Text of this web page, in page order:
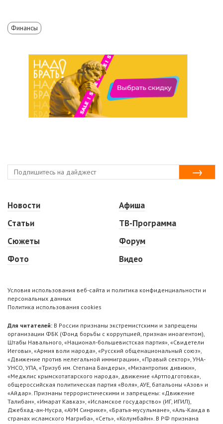
Финансы
Новости
Статьи
Сюжеты
Фото
Афиша
ТВ-Программа
Форум
Видео
Условия использования веб-сайта и политика конфиденциальности и
персональных данных
Политика использования cookies
Для читателей: В России признаны экстремистскими и запрещены
организации ФБК (Фонд борьбы с коррупцией, признан иноагентом),
Штабы Навального, «Национал-большевистская партия», «Свидетели
Иеговы», «Армия воли народа», «Русский общенациональный союз»,
«Движение против нелегальной иммиграции», «Правый сектор», УНА-
УНСО, УПА, «Тризуб им. Степана Бандеры», «Мизантропик дивижн»,
«Меджлис крымскотатарского народа», движение «Артподготовка»,
общероссийская политическая партия «Воля», АУЕ, батальоны «Азов» и
«Айдар». Признаны террористическими и запрещены: «Движение
Талибан», «Имарат Кавказ», «Исламское государство» (ИГ, ИГИЛ),
Джебхад-ан-Нусра, «АУМ Синрике», «Братья-мусульмане», «Аль-Каида в
странах исламского Магриба», «Сеть», «Колумбайн». В РФ признана